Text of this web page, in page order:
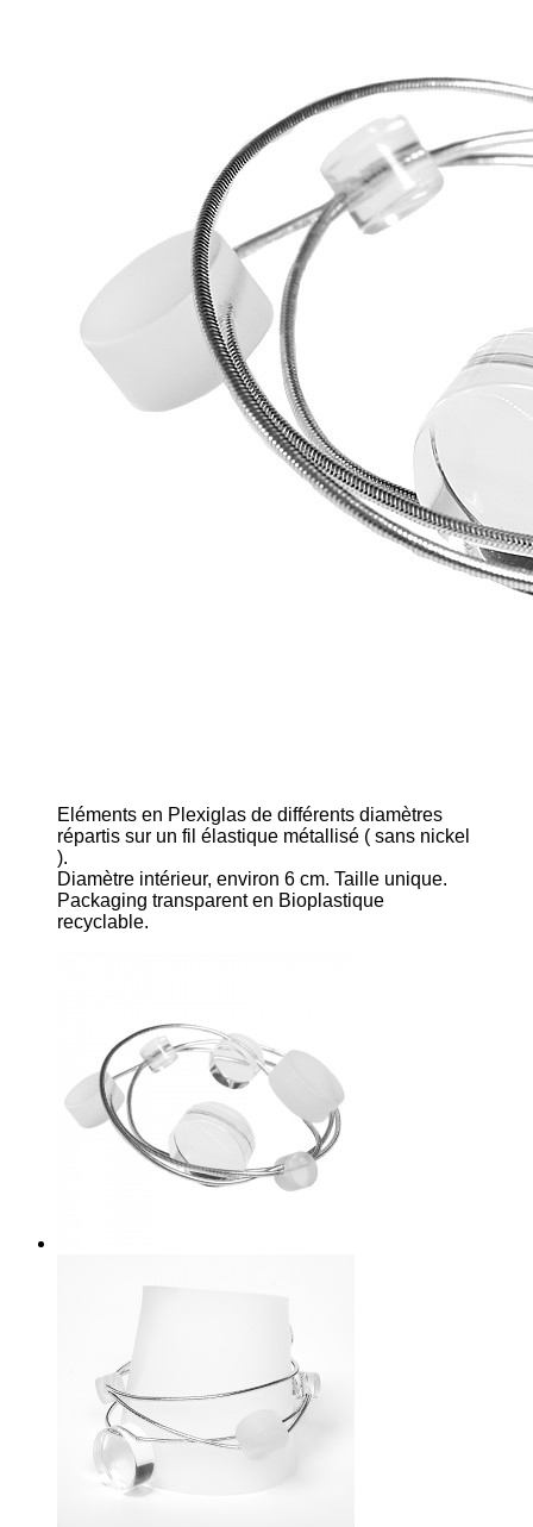
Eléments en Plexiglas de différents diamètres
répartis sur un fil élastique métallisé ( sans nickel
).
Diamètre intérieur, environ 6 cm. Taille unique.
Packaging transparent en Bioplastique
recyclable.